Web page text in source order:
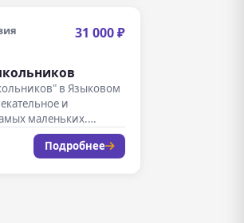
31 000 ₽
в Языковом
и
маленьких.
Подробнее